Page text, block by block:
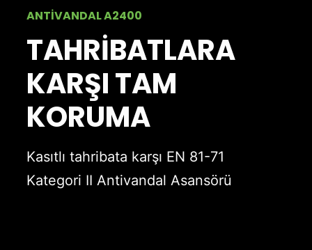
ANTİVANDAL A2400
TAHRİBATLARA
KARŞI TAM
KORUMA
Kasıtlı tahribata karşı EN 81-71
Kategori II Antivandal Asansörü